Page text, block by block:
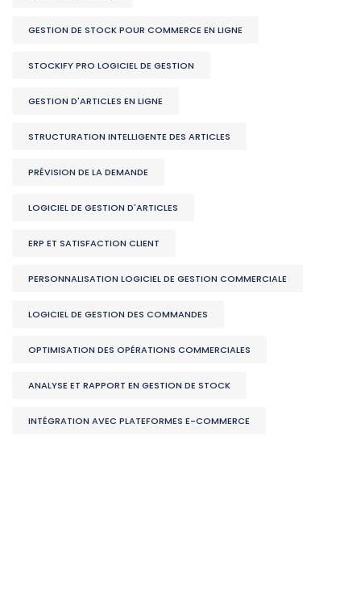
GESTION DE STOCK POUR COMMERCE EN LIGNE
STOCKIFY PRO LOGICIEL DE GESTION
GESTION D'ARTICLES EN LIGNE
STRUCTURATION INTELLIGENTE DES ARTICLES
PRÉVISION DE LA DEMANDE
LOGICIEL DE GESTION D'ARTICLES
ERP ET SATISFACTION CLIENT
PERSONNALISATION LOGICIEL DE GESTION COMMERCIALE
LOGICIEL DE GESTION DES COMMANDES
OPTIMISATION DES OPÉRATIONS COMMERCIALES
ANALYSE ET RAPPORT EN GESTION DE STOCK
INTÉGRATION AVEC PLATEFORMES E-COMMERCE